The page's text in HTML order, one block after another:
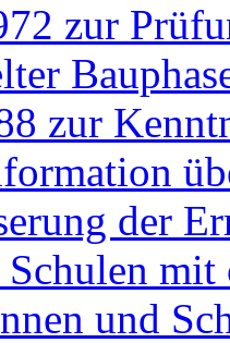
zur
zur
der
Schulen
und